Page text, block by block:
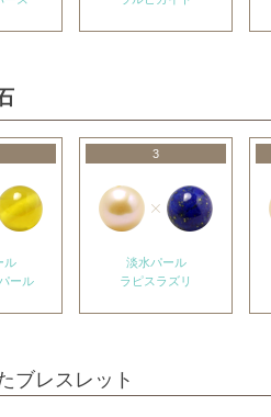
ル
ール
3
淡水パール
ラピスラズリ
ブレスレット